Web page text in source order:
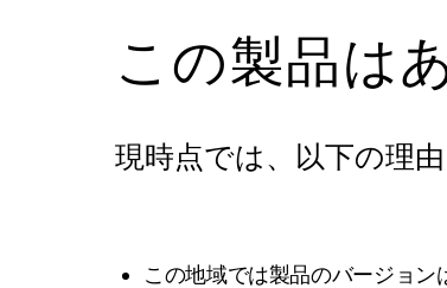
この製品は
現時点では、以下の理
この地域では製品のバージョン